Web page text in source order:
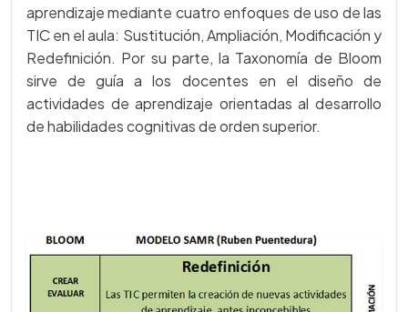
aprendizaje mediante cuatro enfoques de uso de las
TIC en el aula: Sustitución, Ampliación, Modificación y
Redefinición. Por su parte, la Taxonomía de Bloom
sirve de guía a los docentes en el diseño de
actividades de aprendizaje orientadas al desarrollo
de habilidades cognitivas de orden superior.